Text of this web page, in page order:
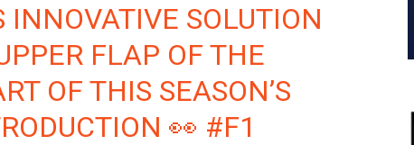
INNOVATIVE SOLUTION
FLAP OF THE
OF THIS SEASON’S
👀 #F1